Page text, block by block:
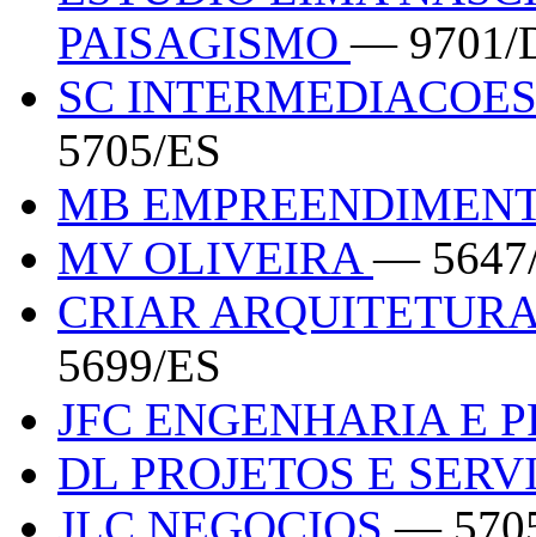
PAISAGISMO— 9701/
SC
5705/ES
MB
MV OLIVEIRA—
CRIAR
5699/ES
JFC ENGENHARIA E
DL PROJETOS E
JLC NEGOCIOS—